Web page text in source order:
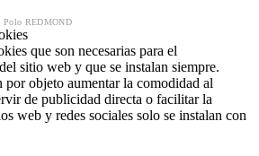
Polo REDMOND
que son necesarias para el
sitio web y que se instalan siempre.
por objeto aumentar la comodidad al
de publicidad directa o facilitar la
web y redes sociales solo se instalan con